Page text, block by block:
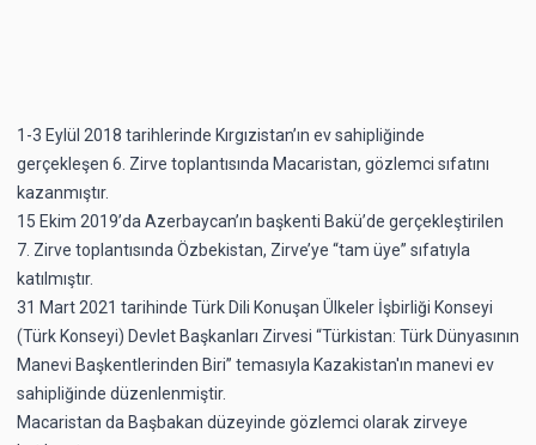
1-3 Eylül 2018 tarihlerinde Kırgızistan’ın ev sahipliğinde
gerçekleşen 6. Zirve toplantısında Macaristan, gözlemci sıfatını
kazanmıştır.
15 Ekim 2019’da Azerbaycan’ın başkenti Bakü’de gerçekleştirilen
7. Zirve toplantısında Özbekistan, Zirve’ye “tam üye” sıfatıyla
katılmıştır.
31 Mart 2021 tarihinde Türk Dili Konuşan Ülkeler İşbirliği Konseyi
(Türk Konseyi) Devlet Başkanları Zirvesi “Türkistan: Türk Dünyasının
Manevi Başkentlerinden Biri” temasıyla Kazakistan'ın manevi ev
sahipliğinde düzenlenmiştir.
Macaristan da Başbakan düzeyinde gözlemci olarak zirveye